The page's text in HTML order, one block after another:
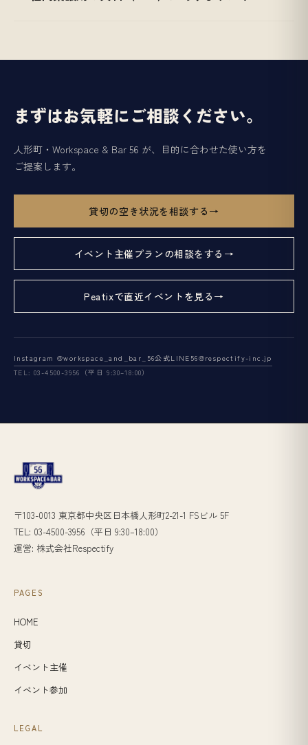
まずはお気軽にご相談ください。
人形町・Workspace & Bar 56 が、目的に合わせた使い方を
ご提案します。
貸切の空き状況を相談する
イベント主催プランの相談をする
Peatixで直近イベントを見る
Instagram @workspace_and_bar_56公式LINE 56@respectify-inc.jp
TEL: 03-4500-3956（平日 9:30–18:00）
〒103-0013 東京都中央区日本橋人形町2-21-1 FSビル 5F
TEL: 03-4500-3956（平日 9:30–18:00）
運営: 株式会社Respectify
PAGES
HOME
貸切
イベント主催
イベント参加
LEGAL